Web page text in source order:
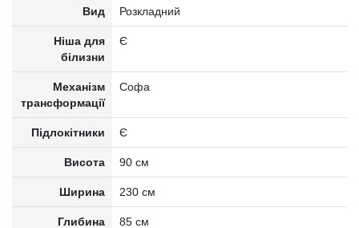
Вид Розкладний
Ніша для
білизни
Є
Механізм
трансформації
Софа
Підлокітники Є
Висота 90 см
Ширина 230 см
Глибина 85 см